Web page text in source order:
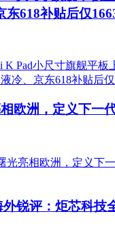
东618补贴后仅
欧洲，定义下一
外锐评：炬芯科技